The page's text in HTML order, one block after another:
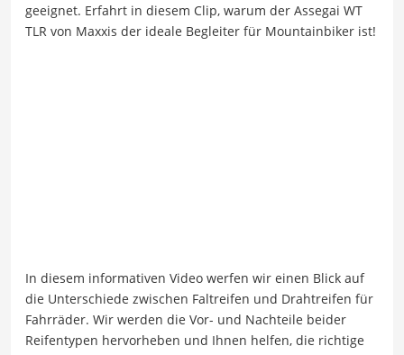
geeignet. Erfahrt in diesem Clip, warum der Assegai WT
TLR von Maxxis der ideale Begleiter für Mountainbiker ist!
In diesem informativen Video werfen wir einen Blick auf
die Unterschiede zwischen Faltreifen und Drahtreifen für
Fahrräder. Wir werden die Vor- und Nachteile beider
Reifentypen hervorheben und Ihnen helfen, die richtige